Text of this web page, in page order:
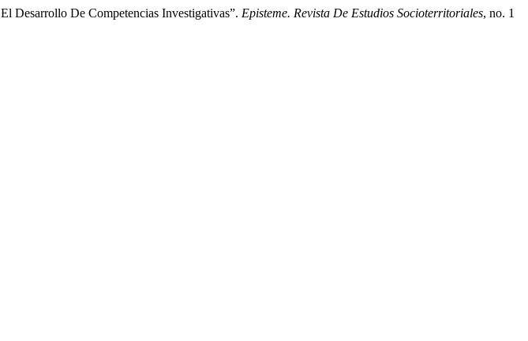
Desarrollo De Competencias Investigativas”. Episteme. Revista De Estudios Socioterritoriales, no. 1